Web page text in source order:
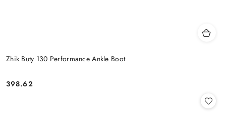
Zhik Buty 130 Performance Ankle Boot
Cena:
398.62